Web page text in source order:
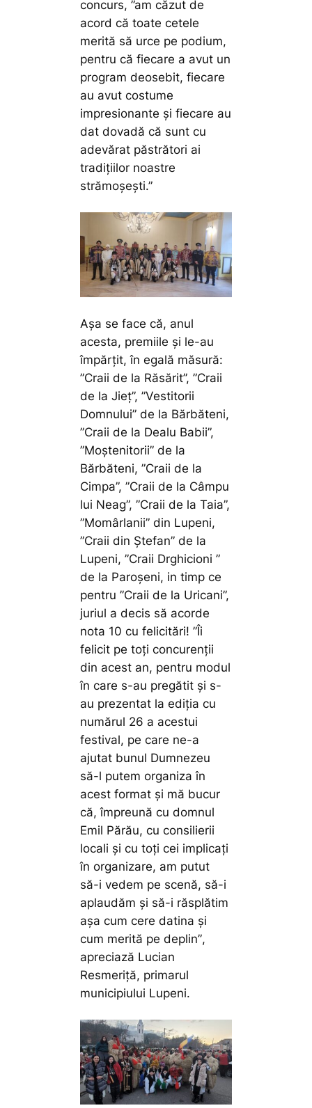
concurs,”am căzut de
acord că toate cetele
merită să urce pe podium,
pentru că fiecare a avut un
program deosebit, fiecare
au avut costume
impresionante și fiecare au
dat dovadă că sunt cu
adevărat păstrători ai
tradițiilor noastre
strămoșești.”
Așa se face că, anul
acesta, premiile și le-au
împărțit, în egală măsură:
”Craii de la Răsărit”, ”Craii
de la Jieț”, ”Vestitorii
Domnului” de la Bărbăteni,
”Craii de la Dealu Babii”,
”Moștenitorii” de la
Bărbăteni, ”Craii de la
Cimpa”, ”Craii de la Câmpu
lui Neag”, ”Craii de la Taia”,
”Momârlanii” din Lupeni,
”Craii din Ștefan” de la
Lupeni, ”Craii Drghicioni ”
de la Paroșeni, in timp ce
pentru ”Craii de la Uricani”,
juriul a decis să acorde
nota 10 cu felicitări!”Îi
felicit pe toți concurenții
din acest an, pentru modul
în care s-au pregătit și s-
au prezentat la ediția cu
numărul 26 a acestui
festival, pe care ne-a
ajutat bunul Dumnezeu
să-l putem organiza în
acest format și mă bucur
că, împreună cu domnul
Emil Părău, cu consilierii
locali și cu toți cei implicați
în organizare, am putut
să-i vedem pe scenă, să-i
aplaudăm și să-i răsplătim
așa cum cere datina și
cum merită pe deplin”,
apreciază Lucian
Resmeriță, primarul
municipiului Lupeni.